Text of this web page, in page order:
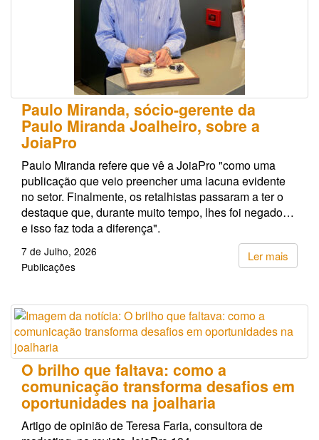
Paulo Miranda, sócio-gerente da
Paulo Miranda Joalheiro, sobre a
JoiaPro
Paulo Miranda refere que vê a JoiaPro "como uma
publicação que veio preencher uma lacuna evidente
no setor. Finalmente, os retalhistas passaram a ter o
destaque que, durante muito tempo, lhes foi negado…
e isso faz toda a diferença".
Ler mais
7 de Julho, 2026
Publicações
O brilho que faltava: como a
comunicação transforma desafios em
oportunidades na joalharia
Artigo de opinião de Teresa Faria, consultora de